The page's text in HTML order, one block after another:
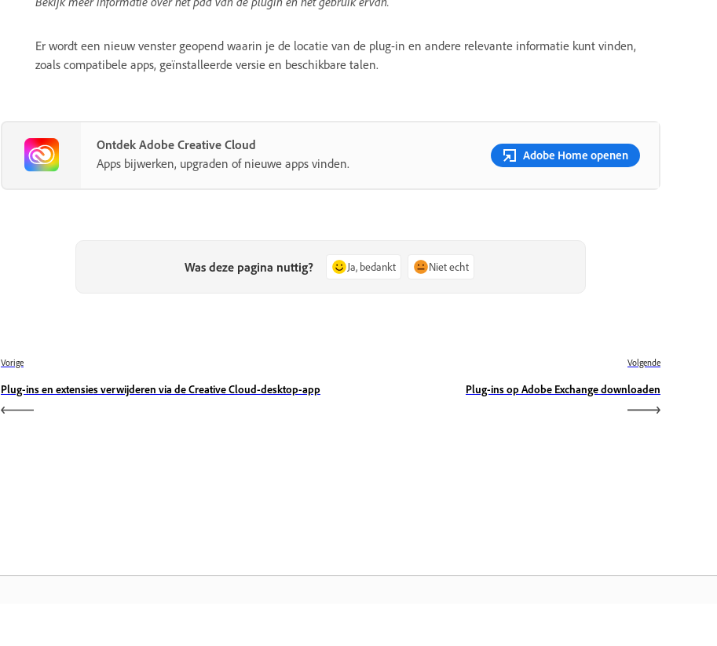
Er wordt een nieuw venster geopend waarin je de locatie van de plug-in en andere relevante informatie kunt vinden,
zoals compatibele apps, geïnstalleerde versie en beschikbare talen.
Ontdek Adobe Creative Cloud
Apps bijwerken, upgraden of nieuwe apps vinden.
Adobe Home openen
Was deze pagina nuttig? Ja, bedankt Niet echt
Vorige
Plug-ins en extensies verwijderen via de Creative Cloud-desktop-app
Volgende
Plug-ins op Adobe Exchange downloaden